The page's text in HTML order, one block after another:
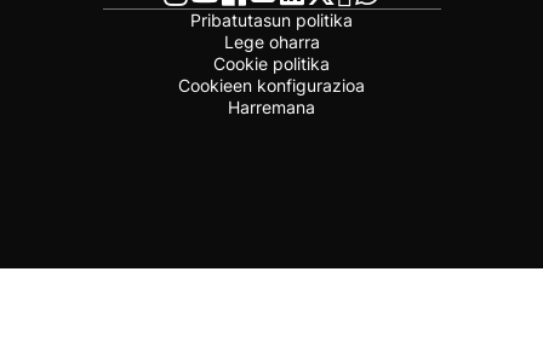
Pribatutasun politika
Lege oharra
Cookie politika
Cookieen konfigurazioa
Harremana